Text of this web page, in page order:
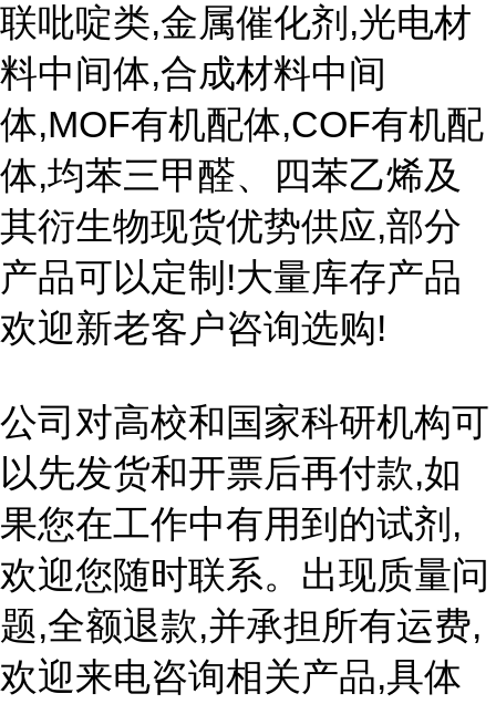
联吡啶类,金属催化剂,光电材
料中间体,合成材料中间
体,MOF有机配体,COF有机配
体,均苯三甲醛、四苯乙烯及
其衍生物现货优势供应,部分
产品可以定制!大量库存产品
欢迎新老客户咨询选购!
公司对高校和国家科研机构可
以先发货和开票后再付款,如
果您在工作中有用到的试剂,
欢迎您随时联系。出现质量问
题,全额退款,并承担所有运费,
欢迎来电咨询相关产品,具体